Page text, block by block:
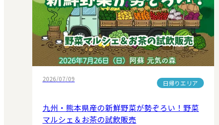
2026/07/09
日帰りエリア
九州・熊本県産の新鮮野菜が勢ぞろい！野菜
マルシェ＆お茶の試飲販売